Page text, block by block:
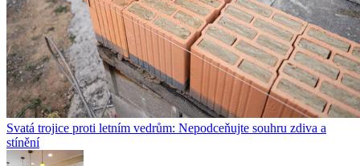
Svatá trojice proti letním vedrům: Nepodceňujte souhru zdiva a
stínění